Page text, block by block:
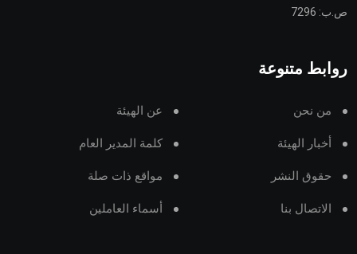
ص.ب: 7296
روابط متنوعة
من نحن عن الهيئة
أخبار الهيئة كلمة المدير العام
حقوق النشر مواقع ذات صلة
الاتصال بنا أسماء العاملين